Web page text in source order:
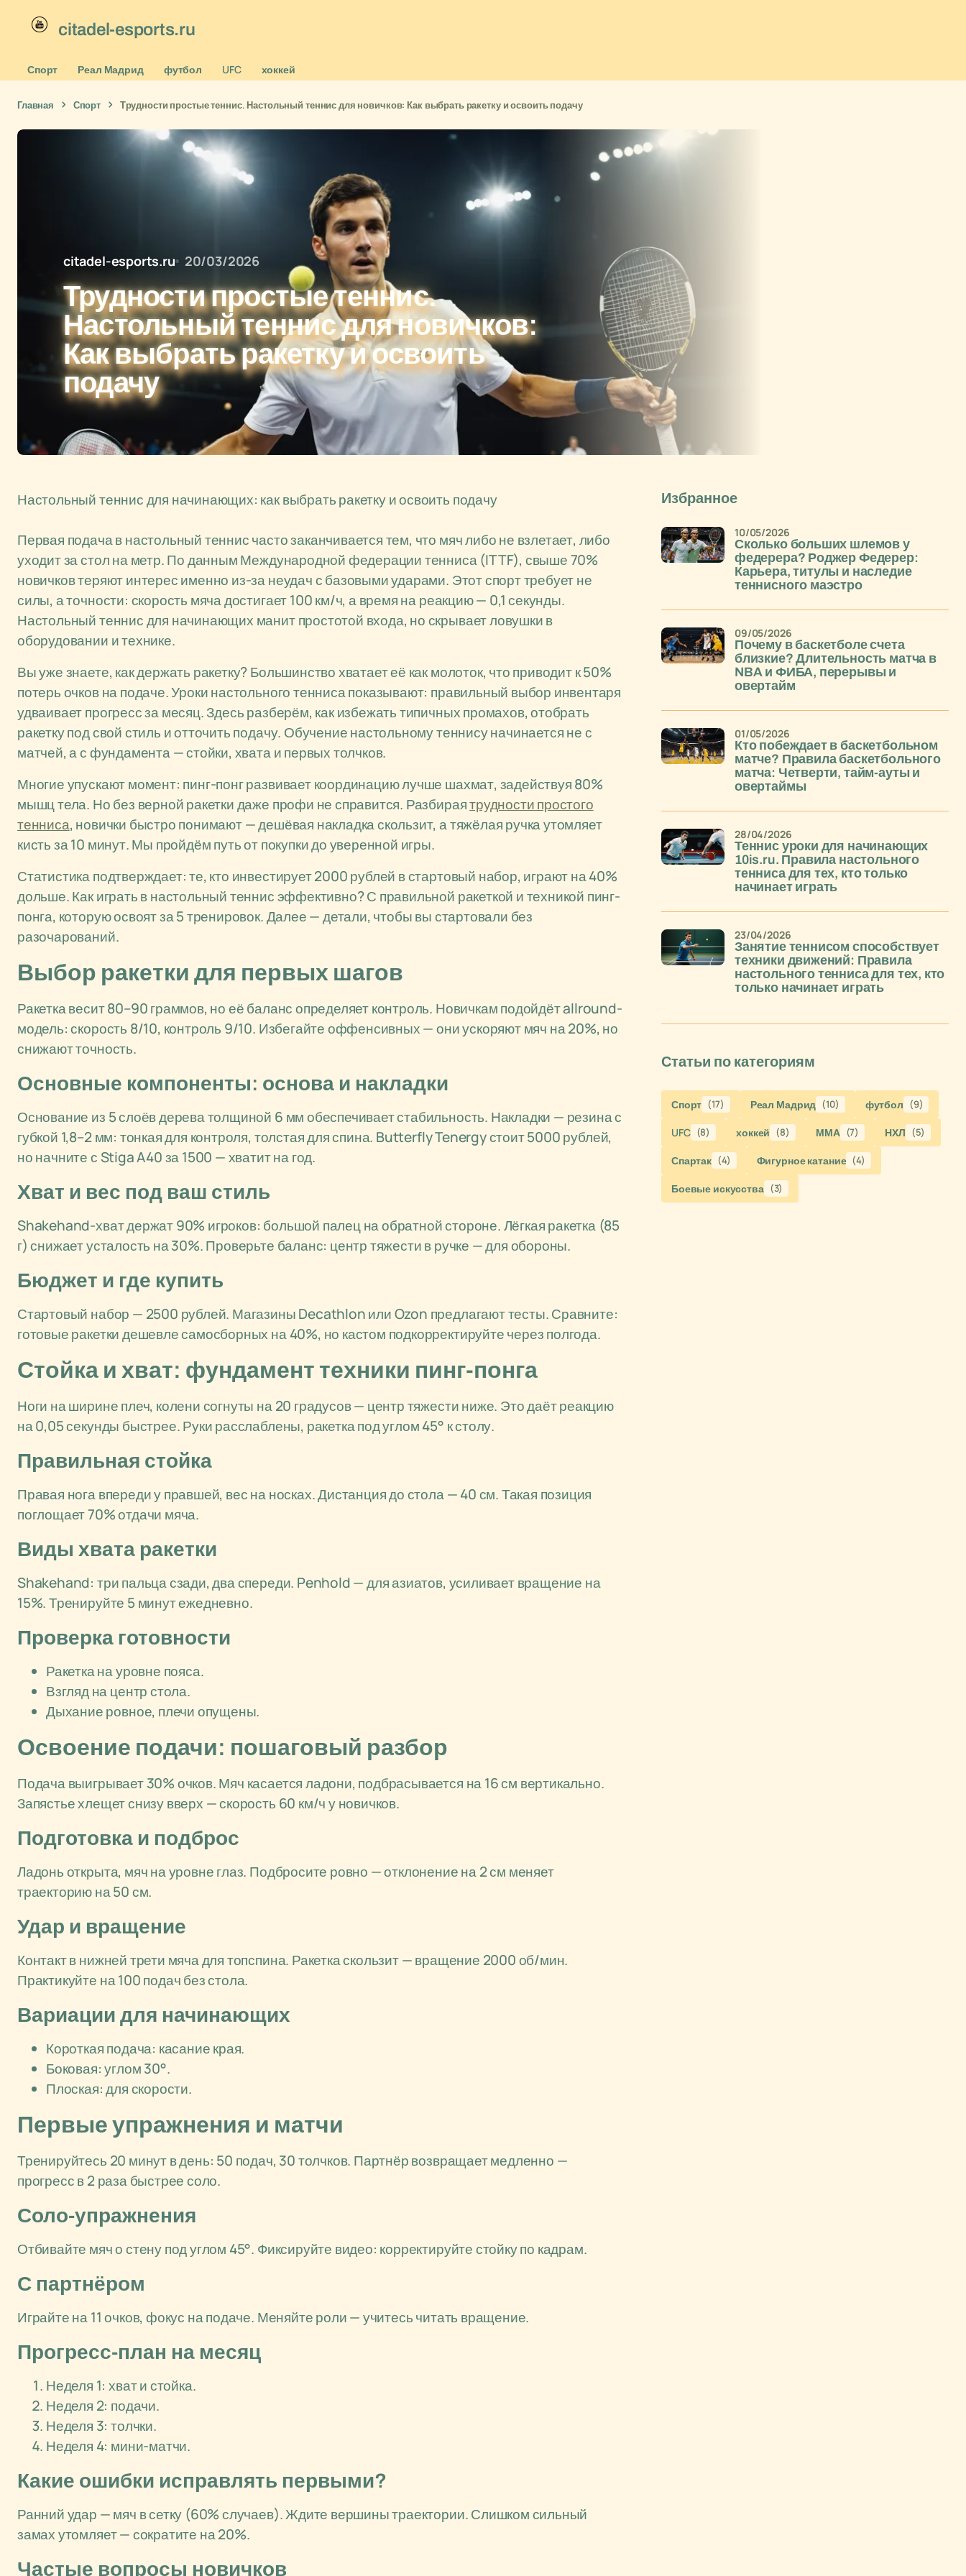
citadel-esports.ru
Спорт Реал Мадрид футбол UFC хоккей
Главная Спорт Трудности простые теннис. Настольный теннис для новичков: Как выбрать ракетку и освоить подачу
citadel-esports.ru 20/03/2026
Трудности простые теннис.
Настольный теннис для новичков:
Как выбрать ракетку и освоить
подачу
Настольный теннис для начинающих: как выбрать ракетку и освоить подачу
Первая подача в настольный теннис часто заканчивается тем, что мяч либо не взлетает, либо
уходит за стол на метр. По данным Международной федерации тенниса (ITTF), свыше 70%
новичков теряют интерес именно из-за неудач с базовыми ударами. Этот спорт требует не
силы, а точности: скорость мяча достигает 100 км/ч, а время на реакцию — 0,1 секунды.
Настольный теннис для начинающих манит простотой входа, но скрывает ловушки в
оборудовании и технике.
Вы уже знаете, как держать ракетку? Большинство хватает её как молоток, что приводит к 50%
потерь очков на подаче. Уроки настольного тенниса показывают: правильный выбор инвентаря
удваивает прогресс за месяц. Здесь разберём, как избежать типичных промахов, отобрать
ракетку под свой стиль и отточить подачу. Обучение настольному теннису начинается не с
матчей, а с фундамента — стойки, хвата и первых толчков.
Многие упускают момент: пинг-понг развивает координацию лучше шахмат, задействуя 80%
мышц тела. Но без верной ракетки даже профи не справится. Разбираятрудности простого
тенниса, новички быстро понимают — дешёвая накладка скользит, а тяжёлая ручка утомляет
кисть за 10 минут. Мы пройдём путь от покупки до уверенной игры.
Статистика подтверждает: те, кто инвестирует 2000 рублей в стартовый набор, играют на 40%
дольше. Как играть в настольный теннис эффективно? С правильной ракеткой и техникой пинг-
понга, которую освоят за 5 тренировок. Далее — детали, чтобы вы стартовали без
разочарований.
Выбор ракетки для первых шагов
Ракетка весит 80–90 граммов, но её баланс определяет контроль. Новичкам подойдёт allround-
модель: скорость 8/10, контроль 9/10. Избегайте оффенсивных — они ускоряют мяч на 20%, но
снижают точность.
Основные компоненты: основа и накладки
Основание из 5 слоёв дерева толщиной 6 мм обеспечивает стабильность. Накладки — резина с
губкой 1,8–2 мм: тонкая для контроля, толстая для спина. Butterfly Tenergy стоит 5000 рублей,
но начните с Stiga A40 за 1500 — хватит на год.
Хват и вес под ваш стиль
Shakehand-хват держат 90% игроков: большой палец на обратной стороне. Лёгкая ракетка (85
г) снижает усталость на 30%. Проверьте баланс: центр тяжести в ручке — для обороны.
Бюджет и где купить
Стартовый набор — 2500 рублей. Магазины Decathlon или Ozon предлагают тесты. Сравните:
готовые ракетки дешевле самосборных на 40%, но кастом подкорректируйте через полгода.
Стойка и хват: фундамент техники пинг-понга
Ноги на ширине плеч, колени согнуты на 20 градусов — центр тяжести ниже. Это даёт реакцию
на 0,05 секунды быстрее. Руки расслаблены, ракетка под углом 45° к столу.
Правильная стойка
Правая нога впереди у правшей, вес на носках. Дистанция до стола — 40 см. Такая позиция
поглощает 70% отдачи мяча.
Виды хвата ракетки
Shakehand: три пальца сзади, два спереди. Penhold — для азиатов, усиливает вращение на
15%. Тренируйте 5 минут ежедневно.
Проверка готовности
Ракетка на уровне пояса.
Взгляд на центр стола.
Дыхание ровное, плечи опущены.
Освоение подачи: пошаговый разбор
Подача выигрывает 30% очков. Мяч касается ладони, подбрасывается на 16 см вертикально.
Запястье хлещет снизу вверх — скорость 60 км/ч у новичков.
Подготовка и подброс
Ладонь открыта, мяч на уровне глаз. Подбросите ровно — отклонение на 2 см меняет
траекторию на 50 см.
Удар и вращение
Контакт в нижней трети мяча для топспина. Ракетка скользит — вращение 2000 об/мин.
Практикуйте на 100 подач без стола.
Вариации для начинающих
Короткая подача: касание края.
Боковая: углом 30°.
Плоская: для скорости.
Первые упражнения и матчи
Тренируйтесь 20 минут в день: 50 подач, 30 толчков. Партнёр возвращает медленно —
прогресс в 2 раза быстрее соло.
Соло-упражнения
Отбивайте мяч о стену под углом 45°. Фиксируйте видео: корректируйте стойку по кадрам.
С партнёром
Играйте на 11 очков, фокус на подаче. Меняйте роли — учитесь читать вращение.
Прогресс-план на месяц
Неделя 1: хват и стойка.
Неделя 2: подачи.
Неделя 3: толчки.
Неделя 4: мини-матчи.
Какие ошибки исправлять первыми?
Ранний удар — мяч в сетку (60% случаев). Ждите вершины траектории. Слишком сильный
замах утомляет — сократите на 20%.
Частые вопросы новичков
Избранное
Сколько больших шлемов у
федерера? Роджер Федерер:
Карьера, титулы и наследие
теннисного маэстро
10/05/2026
Почему в баскетболе счета
близкие? Длительность матча в
NBA и ФИБА, перерывы и
овертайм
09/05/2026
Кто побеждает в баскетбольном
матче? Правила баскетбольного
матча: Четверти, тайм-ауты и
овертаймы
01/05/2026
Теннис уроки для начинающих
10is.ru. Правила настольного
тенниса для тех, кто только
начинает играть
28/04/2026
Занятие теннисом способствует
техники движений: Правила
настольного тенниса для тех, кто
только начинает играть
23/04/2026
Статьи по категориям
Спорт (17) Реал Мадрид (10) футбол (9)
UFC (8) хоккей (8) ММА (7) НХЛ (5)
Спартак (4) Фигурное катание (4)
Боевые искусства (3)